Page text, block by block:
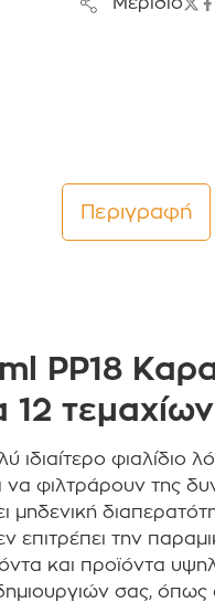
Περιγραφή
PP18
τεμαχίων
ιδιαίτερο
φιλτράρουν της
επιτρέπει την
και προϊόντα
σας, όπως